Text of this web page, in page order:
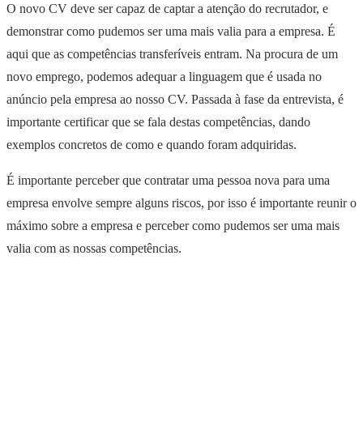
O novo CV deve ser capaz de captar a atenção do recrutador, e
demonstrar como pudemos ser uma mais valia para a empresa. É
aqui que as competências transferíveis entram. Na procura de um
novo emprego, podemos adequar a linguagem que é usada no
anúncio pela empresa ao nosso CV. Passada à fase da entrevista, é
importante certificar que se fala destas competências, dando
exemplos concretos de como e quando foram adquiridas.
É importante perceber que contratar uma pessoa nova para uma
empresa envolve sempre alguns riscos, por isso é importante reunir o
máximo sobre a empresa e perceber como pudemos ser uma mais
valia com as nossas competências.